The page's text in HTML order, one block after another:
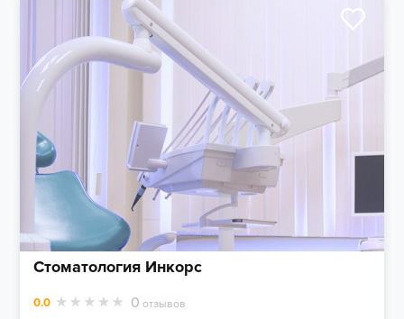
Стоматология Инкорс
0.0 0 отзывов